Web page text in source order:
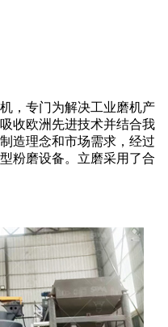
，专门为解决工业磨机产
收欧洲先进技术并结合我
造理念和市场需求，经过
粉磨设备。立磨采用了合